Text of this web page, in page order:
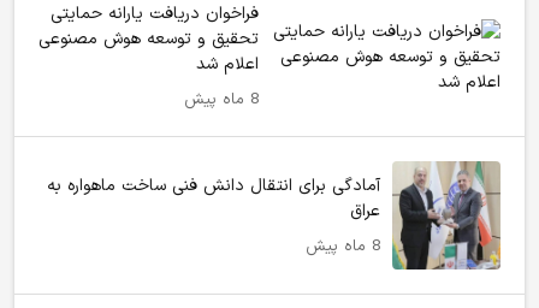
فراخوان دریافت یارانه حمایتی
تحقیق و توسعه هوش مصنوعی
اعلام شد
8 ماه پیش
آمادگی برای انتقال دانش فنی ساخت ماهواره به
عراق
8 ماه پیش